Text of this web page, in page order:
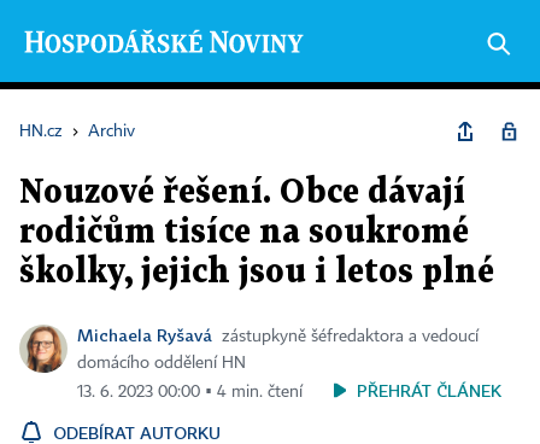
HN.cz › Archiv
Nouzové řešení. Obce dávají
rodičům tisíce na soukromé
školky, jejich jsou i letos plné
Michaela Ryšavá
zástupkyně šéfredaktora a vedoucí
domácího oddělení HN
13. 6. 2023 00:00 ▪ 4 min. čtení
PŘEHRÁT ČLÁNEK
ODEBÍRAT AUTORKU